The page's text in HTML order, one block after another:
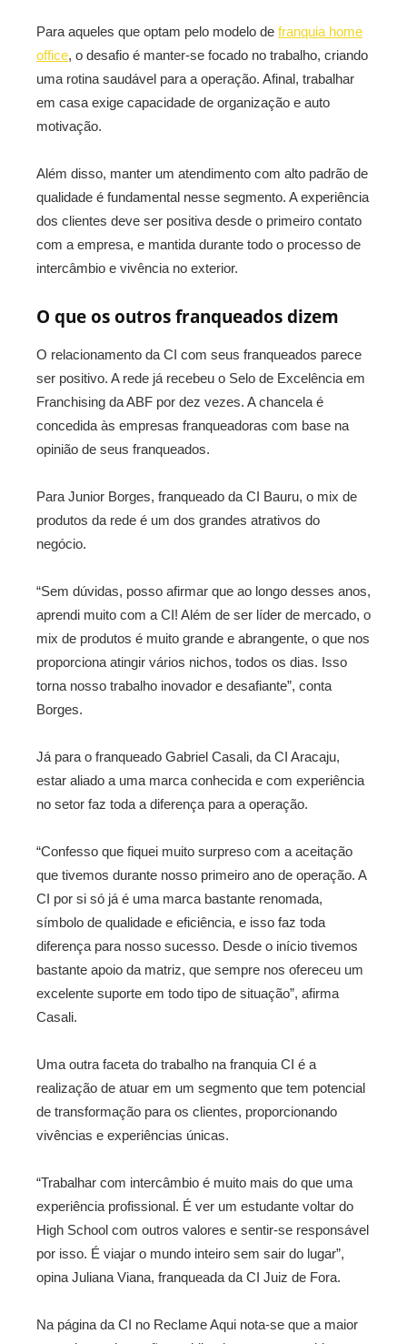
Para aqueles que optam pelo modelo de franquia home
office, o desafio é manter-se focado no trabalho, criando
uma rotina saudável para a operação. Afinal, trabalhar
em casa exige capacidade de organização e auto
motivação.
Além disso, manter um atendimento com alto padrão de
qualidade é fundamental nesse segmento. A experiência
dos clientes deve ser positiva desde o primeiro contato
com a empresa, e mantida durante todo o processo de
intercâmbio e vivência no exterior.
O que os outros franqueados dizem
O relacionamento da CI com seus franqueados parece
ser positivo. A rede já recebeu o Selo de Excelência em
Franchising da ABF por dez vezes. A chancela é
concedida às empresas franqueadoras com base na
opinião de seus franqueados.
Para Junior Borges, franqueado da CI Bauru, o mix de
produtos da rede é um dos grandes atrativos do
negócio.
“Sem dúvidas, posso afirmar que ao longo desses anos,
aprendi muito com a CI! Além de ser líder de mercado, o
mix de produtos é muito grande e abrangente, o que nos
proporciona atingir vários nichos, todos os dias. Isso
torna nosso trabalho inovador e desafiante”, conta
Borges.
Já para o franqueado Gabriel Casali, da CI Aracaju,
estar aliado a uma marca conhecida e com experiência
no setor faz toda a diferença para a operação.
“Confesso que fiquei muito surpreso com a aceitação
que tivemos durante nosso primeiro ano de operação. A
CI por si só já é uma marca bastante renomada,
símbolo de qualidade e eficiência, e isso faz toda
diferença para nosso sucesso. Desde o início tivemos
bastante apoio da matriz, que sempre nos ofereceu um
excelente suporte em todo tipo de situação”, afirma
Casali.
Uma outra faceta do trabalho na franquia CI é a
realização de atuar em um segmento que tem potencial
de transformação para os clientes, proporcionando
vivências e experiências únicas.
“Trabalhar com intercâmbio é muito mais do que uma
experiência profissional. É ver um estudante voltar do
High School com outros valores e sentir-se responsável
por isso. É viajar o mundo inteiro sem sair do lugar”,
opina Juliana Viana, franqueada da CI Juiz de Fora.
Na página da CI no Reclame Aqui nota-se que a maior